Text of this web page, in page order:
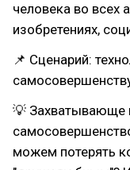
человека во всех
изобретениях,
📌 Сценарий:
💡 Захватывающе
можем потерять